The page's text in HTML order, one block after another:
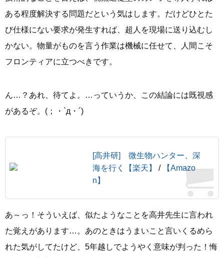
ある程度解決する問題だという気はします。だけどひとた
び仕様にない要求が発生すれば、超人を現場に送り込むし
かない。物量がものを言う作業は機械に任せて、人間こそ
フロンティアに立つべきです。
ん…？あれ、待てよ。…っていうか、この結論には既視感
があるぞ。(；・`д・´)
[高井研] 微生物ハンター、深
海を行く【楽天】
/
【Amazo
n】
あ～っ！そういえば、似たようなことを高井先生に言われ
た覚えがあります…。あのときはうまいこと言いくるめら
れた気がしてたけど、5年越しでようやく意味が判った！悔